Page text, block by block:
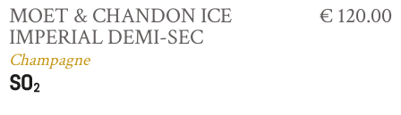
MOET & CHANDON ICE
IMPERIAL DEMI-SEC
Champagne
€ 120.00